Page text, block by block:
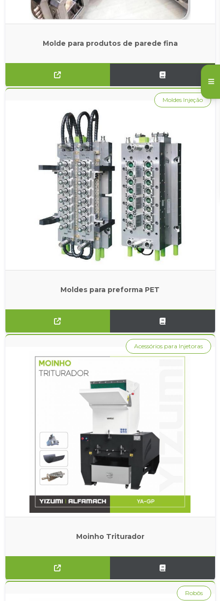
Molde para produtos de parede fina
Moldes para preforma PET
Moldes Injeção
Moinho Triturador
Acessórios para Injetoras
Robôs